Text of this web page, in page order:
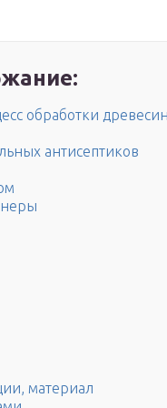
обработки
антисептиков
материал